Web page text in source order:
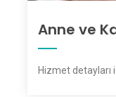
Anne ve
Hizmet detayları